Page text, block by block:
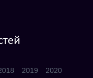
2019 2020